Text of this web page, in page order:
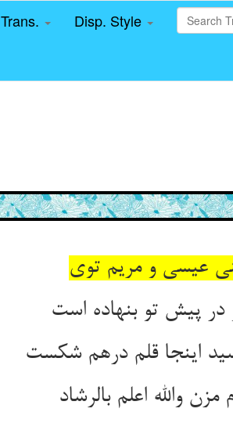
Trans. Disp. Style
عیسی و مریم توی
پیش تو بنهاده است
اینجا قلم درهم شکست
والله اعلم بالرشاد